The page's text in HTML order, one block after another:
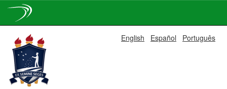
navigation
English Español Português